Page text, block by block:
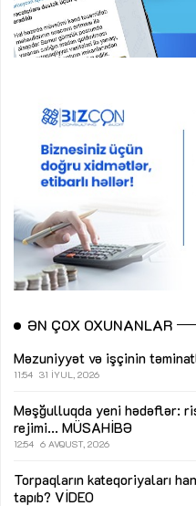
ƏN ÇOX OXUNANLAR
Məzuniyyət və işçinin
11:54 31 İYUL, 2026
Məşğulluqda yeni hədəflər:
rejimi... MÜSAHİBƏ
12:54 6 AVQUST, 2026
Torpaqların kateqoriyaları
tapıb? VİDEO